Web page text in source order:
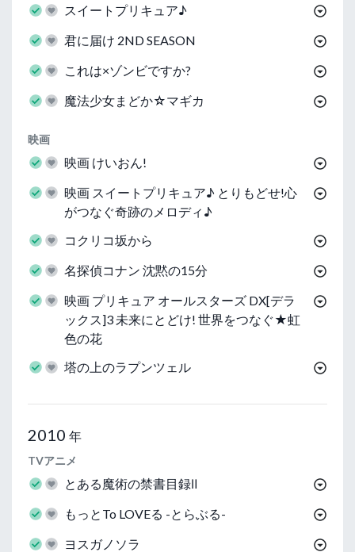
スイートプリキュア♪
君に届け 2ND SEASON
これは×ゾンビですか?
魔法少女まどか☆マギカ
映画
映画 けいおん!
映画 スイートプリキュア♪ とりもどせ!心
がつなぐ奇跡のメロディ♪
コクリコ坂から
名探偵コナン 沈黙の15分
映画 プリキュア オールスターズ DX[デラ
ックス]3 未来にとどけ! 世界をつなぐ★虹
色の花
塔の上のラプンツェル
2010 年
TVアニメ
とある魔術の禁書目録Ⅱ
もっとTo LOVEる -とらぶる-
ヨスガノソラ